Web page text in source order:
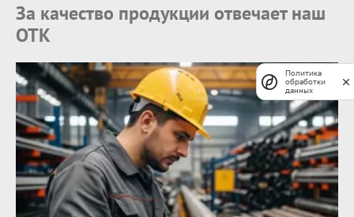
За качество продукции отвечает наш
ОТК
Политика
обработки
данных